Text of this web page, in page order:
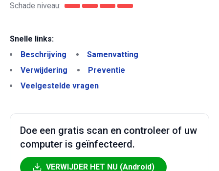
Schade niveau:
Snelle links:
Beschrijving
Samenvatting
Verwijdering
Preventie
Veelgestelde vragen
Doe een gratis scan en controleer of uw
computer is geïnfecteerd.
VERWIJDER HET NU (Android)